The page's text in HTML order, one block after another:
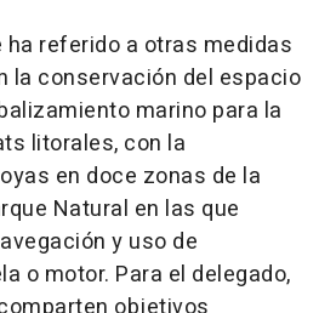
referido a otras medidas
la conservación del espacio
marino para la
litorales, con la
en doce zonas de la
Natural en las que
y uso de
o motor. Para el delegado,